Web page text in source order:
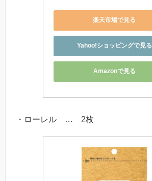
楽天市場で見る
Yahoo!ショッピングで見る
Amazonで見る
・ローレル … 2枚